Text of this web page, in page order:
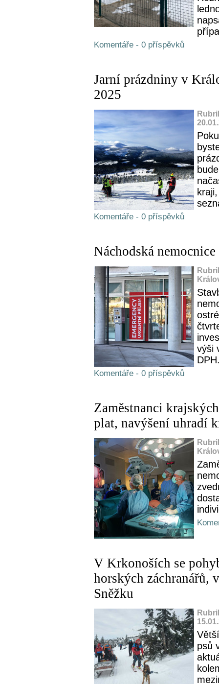
Komentáře - 0 příspěvků
Jarní prázdniny v
2025
Komentáře - 0 příspěvků
Náchodská
výši
Komentáře - 0 příspěvků
Zaměstnanci
plat, navýšení uhradí
V Krkonoších se
horských záchranářů,
Sněžku
psů